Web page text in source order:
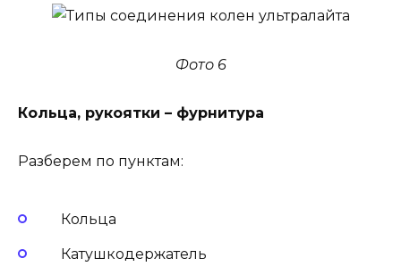
Фото 6
Кольца, рукоятки – фурнитура
Разберем по пунктам:
Кольца
Катушкодержатель